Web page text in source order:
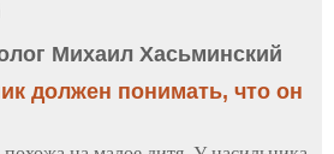
Михаил Хасьминский
должен понимать, что он